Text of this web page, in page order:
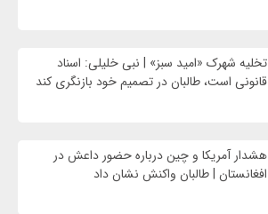
تخلیه شهرک «امید سبز» | نبی خلیلی: اسناد
قانونی است، طالبان در تصمیم خود بازنگری کند
هشدار آمریکا و چین درباره حضور داعش در
افغانستان | طالبان واکنش نشان داد